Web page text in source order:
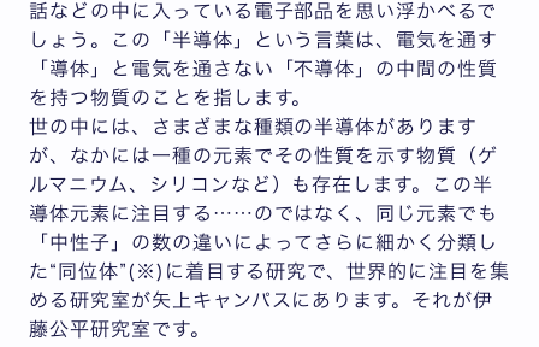
話などの中に入っている電子部品を思い浮かべるで
しょう。この「半導体」という言葉は、電気を通す
「導体」と電気を通さない「不導体」の中間の性質
を持つ物質のことを指します。
世の中には、さまざまな種類の半導体があります
が、なかには一種の元素でその性質を示す物質（ゲ
ルマニウム、シリコンなど）も存在します。この半
導体元素に注目する……のではなく、同じ元素でも
「中性子」の数の違いによってさらに細かく分類し
た“同位体”(※)に着目する研究で、世界的に注目を集
める研究室が矢上キャンパスにあります。それが伊
藤公平研究室です。